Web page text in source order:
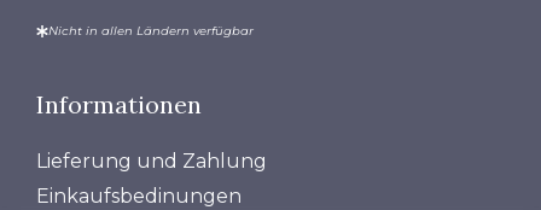
Nicht in allen Ländern verfügbar
Informationen
Lieferung und Zahlung
Einkaufsbedinungen